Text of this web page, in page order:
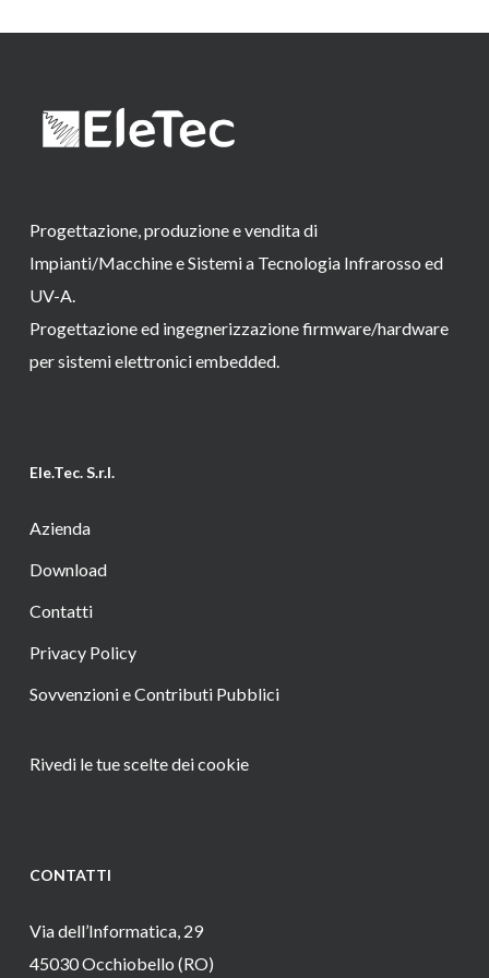
Progettazione, produzione e vendita di
Impianti/Macchine e Sistemi a Tecnologia Infrarosso ed
UV-A.
Progettazione ed ingegnerizzazione firmware/hardware
per sistemi elettronici embedded.
Ele.Tec. S.r.l.
Azienda
Download
Contatti
Privacy Policy
Sovvenzioni e Contributi Pubblici
Rivedi le tue scelte dei cookie
CONTATTI
Via dell’Informatica, 29
45030 Occhiobello (RO)